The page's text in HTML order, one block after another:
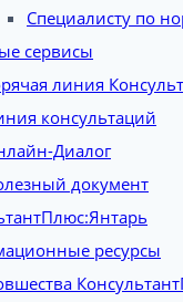
Специалисту по
сервисы
линия
консультаций
Диалог
документ
ресурсы